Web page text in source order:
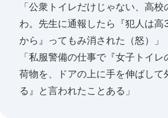
「公衆トイレだけじゃない、高
わ。先生に通報したら『犯人は
から』ってもみ消された（怒）」
「私服警備の仕事で『女子トイ
荷物を、ドアの上に手を伸ばして
る』と言われたことある」